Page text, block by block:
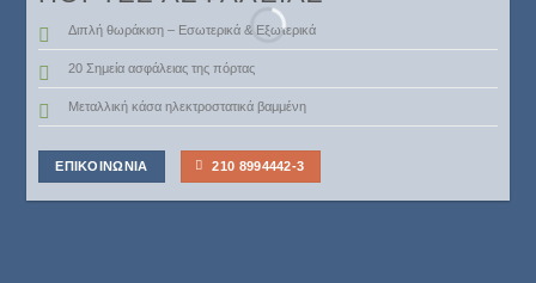
Διπλή θωράκιση – Εσωτερικά & Εξωτερικά
20 Σημεία ασφάλειας της πόρτας
Μεταλλική κάσα ηλεκτροστατικά βαμμένη
ΕΠΙΚΟΙΝΩΝΙΑ 210 8994442-3